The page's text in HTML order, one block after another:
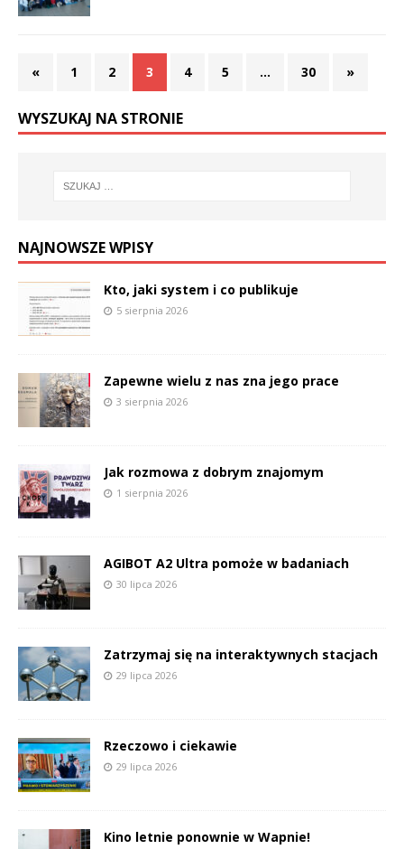
« 1 2 3 4 5 … 30 »
WYSZUKAJ NA STRONIE
NAJNOWSZE WPISY
Kto, jaki system i co publikuje
5 sierpnia 2026
Zapewne wielu z nas zna jego prace
3 sierpnia 2026
Jak rozmowa z dobrym znajomym
1 sierpnia 2026
AGIBOT A2 Ultra pomoże w badaniach
30 lipca 2026
Zatrzymaj się na interaktywnych stacjach
29 lipca 2026
Rzeczowo i ciekawie
29 lipca 2026
Kino letnie ponownie w Wapnie!